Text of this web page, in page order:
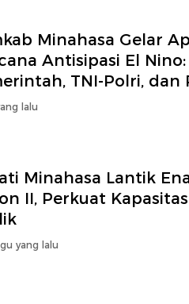
Minahasa Gelar
Antisipasi El
TNI-Polri, dan
lalu
Minahasa Lantik
II, Perkuat
yang lalu